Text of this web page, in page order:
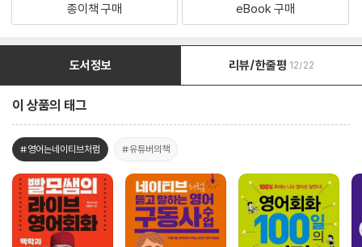
종이책 구매 eBook 구매
도서정보 리뷰/한줄평 12/22
이 상품의 태그
#영어는네이티브처럼 #유튜버의책